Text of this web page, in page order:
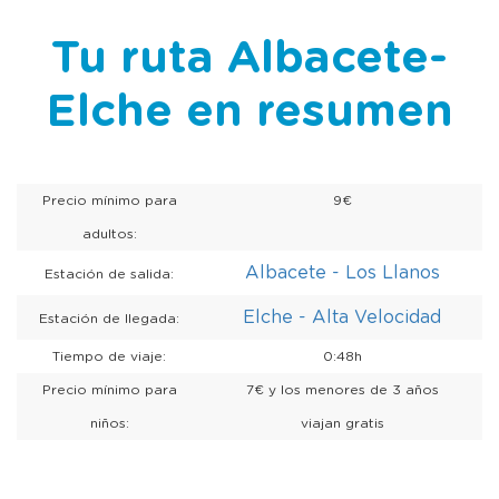
Tu ruta Albacete-
Elche en resumen
Precio mínimo para
adultos:
9€
Estación de salida: Albacete - Los Llanos
Estación de llegada: Elche - Alta Velocidad
Tiempo de viaje: 0:48h
Precio mínimo para
niños:
7€ y los menores de 3 años
viajan gratis